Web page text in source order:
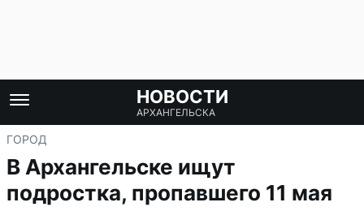
НОВОСТИ
АРХАНГЕЛЬСКА
ГОРОД
В Архангельске ищут
подростка, пропавшего 11 мая